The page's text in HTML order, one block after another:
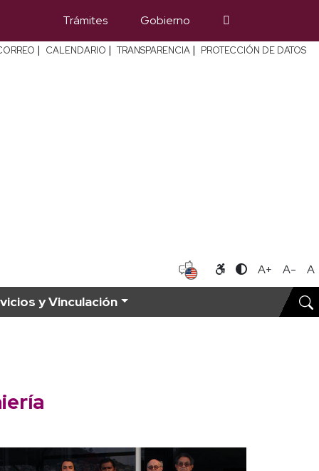
Trámites Gobierno
| CALENDARIO | TRANSPARENCIA | PROTECCIÓN DE DATOS
A+ A- A
y Vinculación